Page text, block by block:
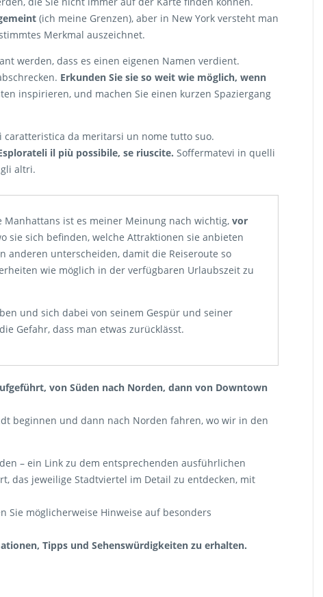
(ich meine Grenzen), aber in New York versteht man
Merkmal auszeichnet.
werden, dass es einen eigenen Namen verdient.
Erkunden Sie sie so weit wie möglich, wenn
inspirieren, und machen Sie einen kurzen Spaziergang
da meritarsi un nome tutto suo.
il più possibile, se riuscite. Soffermatevi in quelli
altri.
ist es meiner Meinung nach wichtig,vor
sie sich befinden, welche Attraktionen sie anbieten
anderen unterscheiden, damit die Reiseroute so
wie möglich in der verfügbaren Urlaubszeit zu
und sich dabei von seinem Gespür und seiner
Gefahr, dass man etwas zurücklässt.
von Süden nach Norden, dann von Downtown
beginnen und dann nach Norden fahren, wo wir in den
– ein Link zu dem entsprechenden ausführlichen
das jeweilige Stadtviertel im Detail zu entdecken, mit
möglicherweise Hinweise auf besonders
Tipps und Sehenswürdigkeiten zu erhalten.